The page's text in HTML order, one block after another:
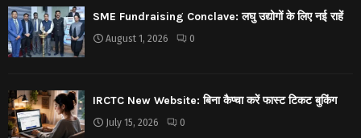
SME Fundraising Conclave: लघु उद्योगों के लिए नई राहें
August 1, 2026 0
IRCTC New Website: बिना कैप्चा करें फास्ट टिकट बुकिंग
July 15, 2026 0